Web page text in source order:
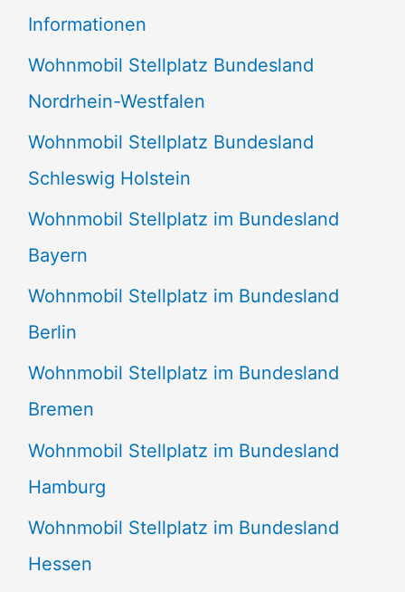
n
n
a
c
h
:
Informationen
Wohnmobil Stellplatz Bundesland
Nordrhein-Westfalen
Wohnmobil Stellplatz Bundesland
Schleswig Holstein
Wohnmobil Stellplatz im Bundesland
Bayern
Wohnmobil Stellplatz im Bundesland
Berlin
Wohnmobil Stellplatz im Bundesland
Bremen
Wohnmobil Stellplatz im Bundesland
Hamburg
Wohnmobil Stellplatz im Bundesland
Hessen